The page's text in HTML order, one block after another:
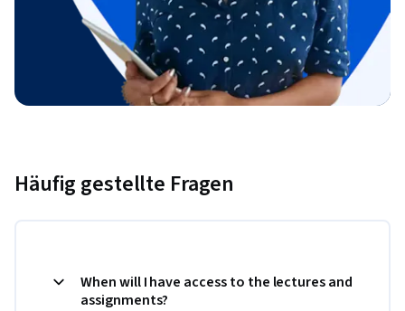
Häufig gestellte Fragen
When will I have access to the lectures and
assignments?